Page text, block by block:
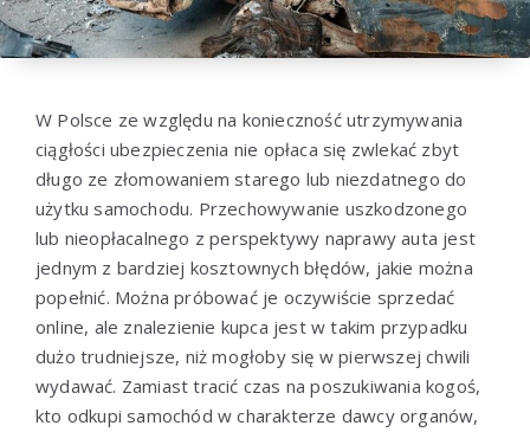
W Polsce ze względu na konieczność utrzymywania
ciągłości ubezpieczenia nie opłaca się zwlekać zbyt
długo ze złomowaniem starego lub niezdatnego do
użytku samochodu. Przechowywanie uszkodzonego
lub nieopłacalnego z perspektywy naprawy auta jest
jednym z bardziej kosztownych błędów, jakie można
popełnić. Można próbować je oczywiście sprzedać
online, ale znalezienie kupca jest w takim przypadku
dużo trudniejsze, niż mogłoby się w pierwszej chwili
wydawać. Zamiast tracić czas na poszukiwania kogoś,
kto odkupi samochód w charakterze dawcy organów,